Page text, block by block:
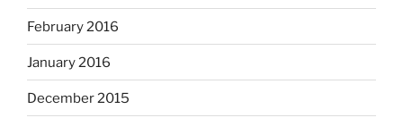
February 2016
January 2016
December 2015